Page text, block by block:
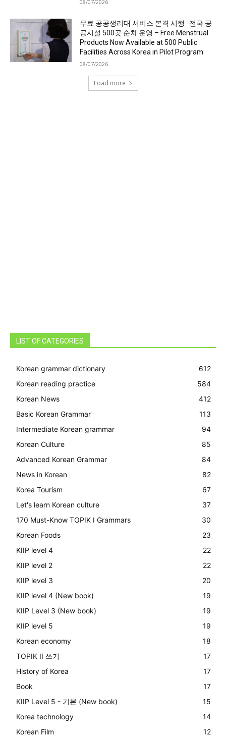
08/07/2026
무료 공공생리대 서비스 본격 시행···전국 공
공시설 500곳 순차 운영 – Free Menstrual
Products Now Available at 500 Public
Facilities Across Korea in Pilot Program
08/07/2026
Load more
LIST OF CATEGORIES
Korean grammar dictionary
612
Korean reading practice
584
Korean News
412
Basic Korean Grammar
113
Intermediate Korean grammar
94
Korean Culture
85
Advanced Korean Grammar
84
News in Korean
82
Korea Tourism
67
Let's learn Korean culture
37
170 Must-Know TOPIK I Grammars
30
Korean Foods
23
KIIP level 4
22
KIIP level 2
22
KIIP level 3
20
KIIP level 4 (New book)
19
KIIP Level 3 (New book)
19
KIIP level 5
19
Korean economy
18
TOPIK II 쓰기
17
History of Korea
17
Book
17
KIIP Level 5 - 기본 (New book)
15
Korea technology
14
Korean Film
12